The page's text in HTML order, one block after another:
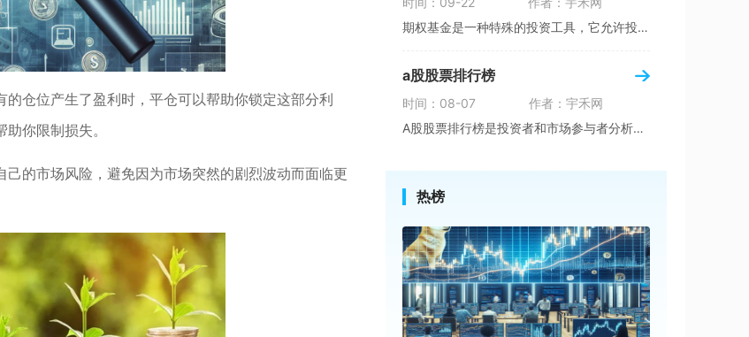
仓位产生了盈利时，平仓可以帮助你锁定这部分利
你限制损失。
的市场风险，避免因为市场突然的剧烈波动而面临更
期权基金是一种特殊的投资工具，它允许投资者在
a股股票排行榜
时间：08-07
作者：宇禾网
A股股票排行榜是投资者和市场参与者分析和了解
热榜